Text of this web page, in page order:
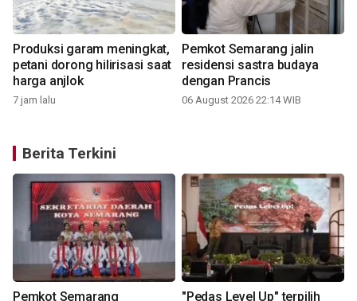
Produksi garam meningkat,
petani dorong hilirisasi saat
harga anjlok
7 jam lalu
Pemkot Semarang jalin
residensi sastra budaya
dengan Prancis
06 August 2026 22:14 WIB
Berita Terkini
Pemkot Semarang
"Pedas Level Up" terpilih